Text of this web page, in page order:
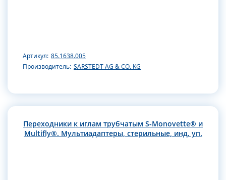
Артикул: 85.1638.005
Производитель: SARSTEDT AG & CO. KG
Переходники к иглам трубчатым S-Monovette® и
Multifly®. Мультиадаптеры, стерильные, инд. уп.